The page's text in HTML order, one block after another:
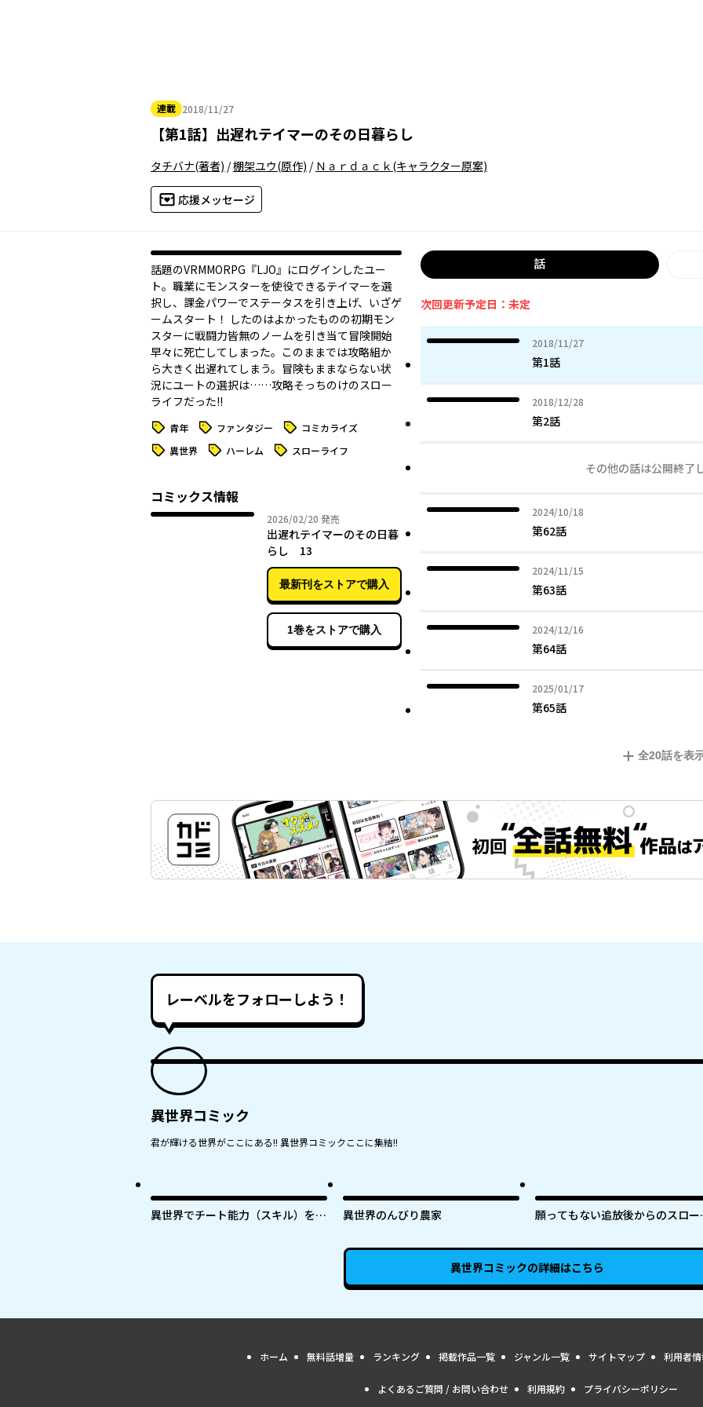
連載 2018/11/27
2018年11月27日
【第1話】 出遅れテイマーのその日暮らし
タチバナ(著者) /棚架ユウ(原作) / Ｎａｒｄａｃｋ (キャラクター原案)
応援メッセージ
話題のVRMMORPG『LJO』にログインしたユー
ト。職業にモンスターを使役できるテイマーを選
択し、課金パワーでステータスを引き上げ、いざゲ
ームスタート！ したのはよかったものの初期モン
スターに戦闘力皆無のノームを引き当て冒険開始
早々に死亡してしまった。このままでは攻略組か
ら大きく出遅れてしまう。冒険もままならない状
況にユートの選択は……攻略そっちのけのスロー
ライフだった!!
タグ 青年 タグ ファンタジー タグ コミカライズ
タグ 異世界 タグ ハーレム タグ スローライフ
コミックス情報
2026/02/20 2026年02月20日
発売
出遅れテイマーのその日暮
らし 13
最新刊をストアで購入
1巻をストアで購入
話
次回更新予定日：未定
2018/11/27
2018年11月27日
第1話
2018/12/28
2018年12月28日
第2話
その他の話は公開終了
2024/10/18
2024年10月18日
第62話
2024/11/15
2024年11月15日
第63話
2024/12/16
2024年12月16日
第64話
2025/01/17
2025年01月17日
第65話
全20話を表
レーベルをフォローしよう！
異世界コミック
君が輝ける世界がここにある!! 異世界コミックここに集結!!
異世界でチート能力（スキル）を手
異世界のんびり農家
願ってもない追放後からのスロー
で美少女ギャルの師匠になったら
ぜかめちゃくちゃ懐かれた〜
異世界コミックの詳細はこちら
ホーム 無料話増量 ランキング 掲載作品一覧 ジャンル一覧 サイトマップ 利用者
よくあるご質問 / お問い合わせ 利用規約 プライバシーポリシー